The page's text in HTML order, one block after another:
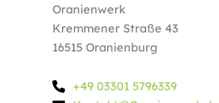
Oranienwerk
Kremmener Straße 43
16515 Oranienburg
+49 03301 5796339